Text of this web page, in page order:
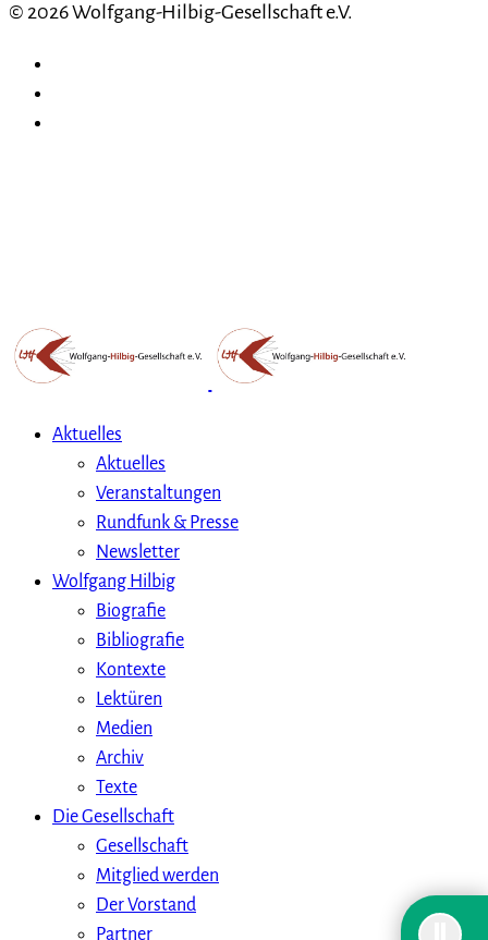
© 2026 Wolfgang-Hilbig-Gesellschaft e.V.
Aktuelles
Aktuelles
Veranstaltungen
Rundfunk & Presse
Newsletter
Wolfgang Hilbig
Biografie
Bibliografie
Kontexte
Lektüren
Medien
Archiv
Texte
Die Gesellschaft
Gesellschaft
Mitglied werden
Der Vorstand
Partner